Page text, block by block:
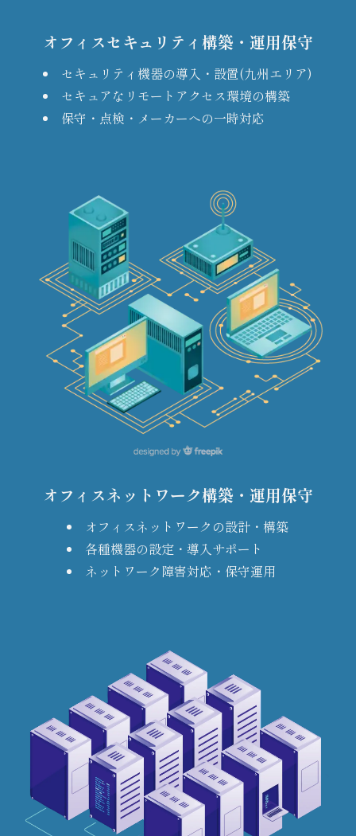
オフィスセキュリティ構築・運用保守
セキュリティ機器の導入・設置(九州エリア)
セキュアなリモートアクセス環境の構築
保守・点検・メーカーへの一時対応
オフィスネットワーク構築・運用保守
オフィスネットワークの設計・構築
各種機器の設定・導入サポート
ネットワーク障害対応・保守運用